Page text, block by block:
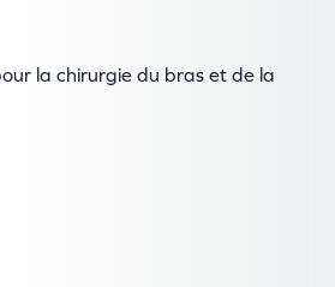
la chirurgie du bras et de la